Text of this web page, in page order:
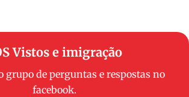
Vistos e imigração
grupo de perguntas e respostas no
facebook.